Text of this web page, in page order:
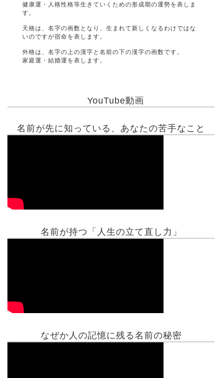
健康運・人格性格等生きていくための形成期の運勢を表しま
す。
天格は、名字の画数となり、生まれて新しくなるわけではな
いのですが宿命を表します。
外格は、名字の上の漢字と名前の下の漢字の画数です。
家庭運・結婚運を表します。
YouTube動画
名前が先に知っている、あなたの苦手なこと
名前が持つ「人生の立て直し力」
なぜか人の記憶に残る名前の秘密